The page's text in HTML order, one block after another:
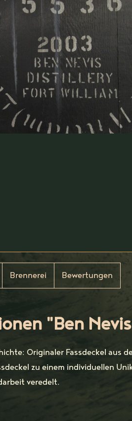
Brennerei Bewertungen
"Ben
Originaler Fassdeckel aus
zu einem individuellen
veredelt.